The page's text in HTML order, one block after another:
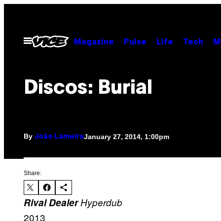
contentOpen
Menu
Magazine Pulse Life Tech
Discos: Burial
By João LameiraJanuary 27, 2014, 1:00pm
Share:
Rival DealerHyperdub
2013